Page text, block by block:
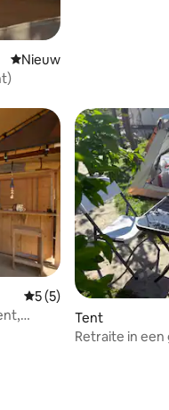
Nieuwe accommodatie
Nieuw
Gemiddelde
5 (5)
Tent
Retraite in een